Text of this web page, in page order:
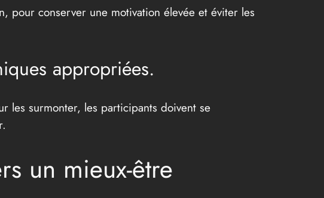
pour conserver une motivation élevée et éviter les
appropriées.
les surmonter, les participants doivent se
un mieux-être